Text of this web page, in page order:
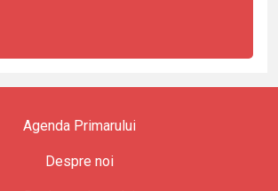
Agenda Primarului
Despre noi